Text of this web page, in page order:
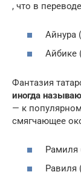
, что в
Айнура
Айбике
Фантазия
иногда
— к
смягчающее
Рамиля
Равиля